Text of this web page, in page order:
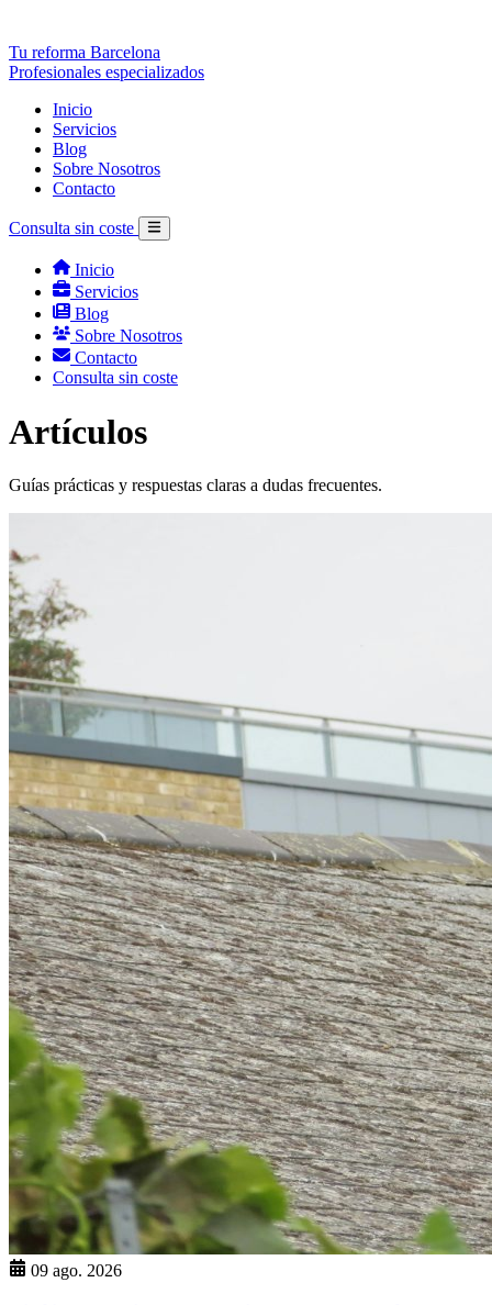
Tu reforma Barcelona
Profesionales especializados
Inicio
Servicios
Blog
Sobre Nosotros
Contacto
Consulta sin coste
Inicio
Servicios
Blog
Sobre Nosotros
Contacto
Consulta sin coste
Artículos
Guías prácticas y respuestas claras a dudas frecuentes.
09 ago. 2026